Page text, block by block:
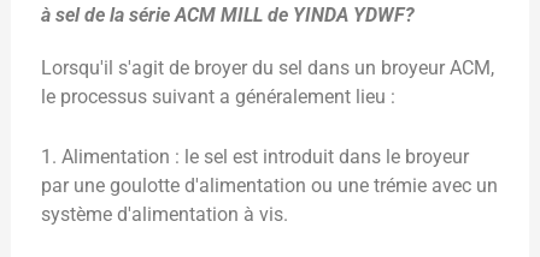
à sel de la série ACM MILL de YINDA YDWF?
Lorsqu'il s'agit de broyer du sel dans un broyeur ACM,
le processus suivant a généralement lieu :
1. Alimentation : le sel est introduit dans le broyeur
par une goulotte d'alimentation ou une trémie avec un
système d'alimentation à vis.